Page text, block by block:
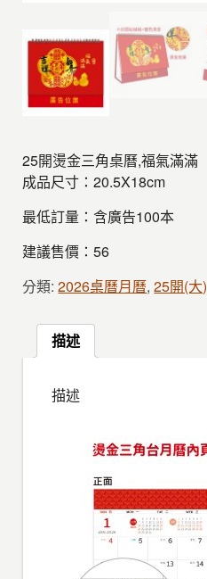
25開燙金三角桌曆,福氣滿滿
成品尺寸：20.5X18cm
最低訂量：含廣告100本
建議售價：56
分類:2026桌曆月曆,25開(大)
描述
描述